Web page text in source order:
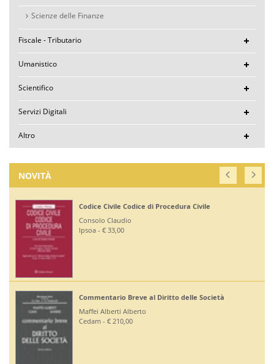
Scienze delle Finanze
Fiscale - Tributario
Umanistico
Scientifico
Servizi Digitali
Altro
NOVITÀ
Codice Civile Codice di Procedura Civile
Consolo Claudio
Ipsoa - € 33,00
Commentario Breve al Diritto delle Società
Maffei Alberti Alberto
Cedam - € 210,00